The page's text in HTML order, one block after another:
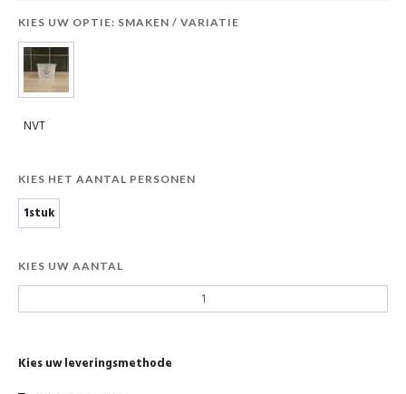
KIES UW OPTIE: SMAKEN / VARIATIE
NVT
KIES HET AANTAL PERSONEN
1stuk
KIES UW AANTAL
Kies uw leveringsmethode